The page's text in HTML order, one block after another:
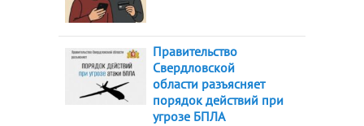
Правительство
Свердловской
области разъясняет
порядок действий при
угрозе БПЛА